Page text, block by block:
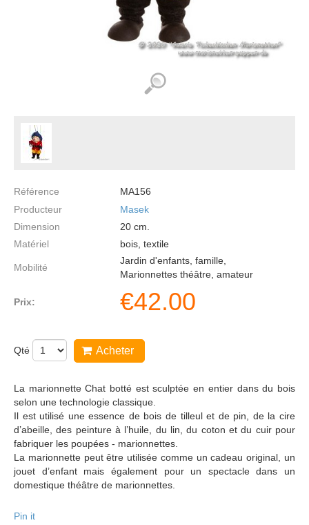
Référence
MA156
Producteur
Masek
Dimension
20 cm.
Matériel
bois, textile
Mobilité
Jardin d'enfants, famille,
Marionnettes théâtre, amateur
Prix: €42.00
Qté Acheter
La marionnette Chat botté est sculptée en entier dans du bois
selon une technologie classique.
Il est utilisé une essence de bois de tilleul et de pin, de la cire
d’abeille, des peinture à l’huile, du lin, du coton et du cuir pour
fabriquer les poupées - marionnettes.
La marionnette peut être utilisée comme un cadeau original, un
jouet d’enfant mais également pour un spectacle dans un
domestique théâtre de marionnettes.
Pin it